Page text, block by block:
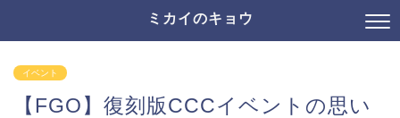
ミカイのキョウ
イベント
【FGO】復刻版CCCイベントの思い